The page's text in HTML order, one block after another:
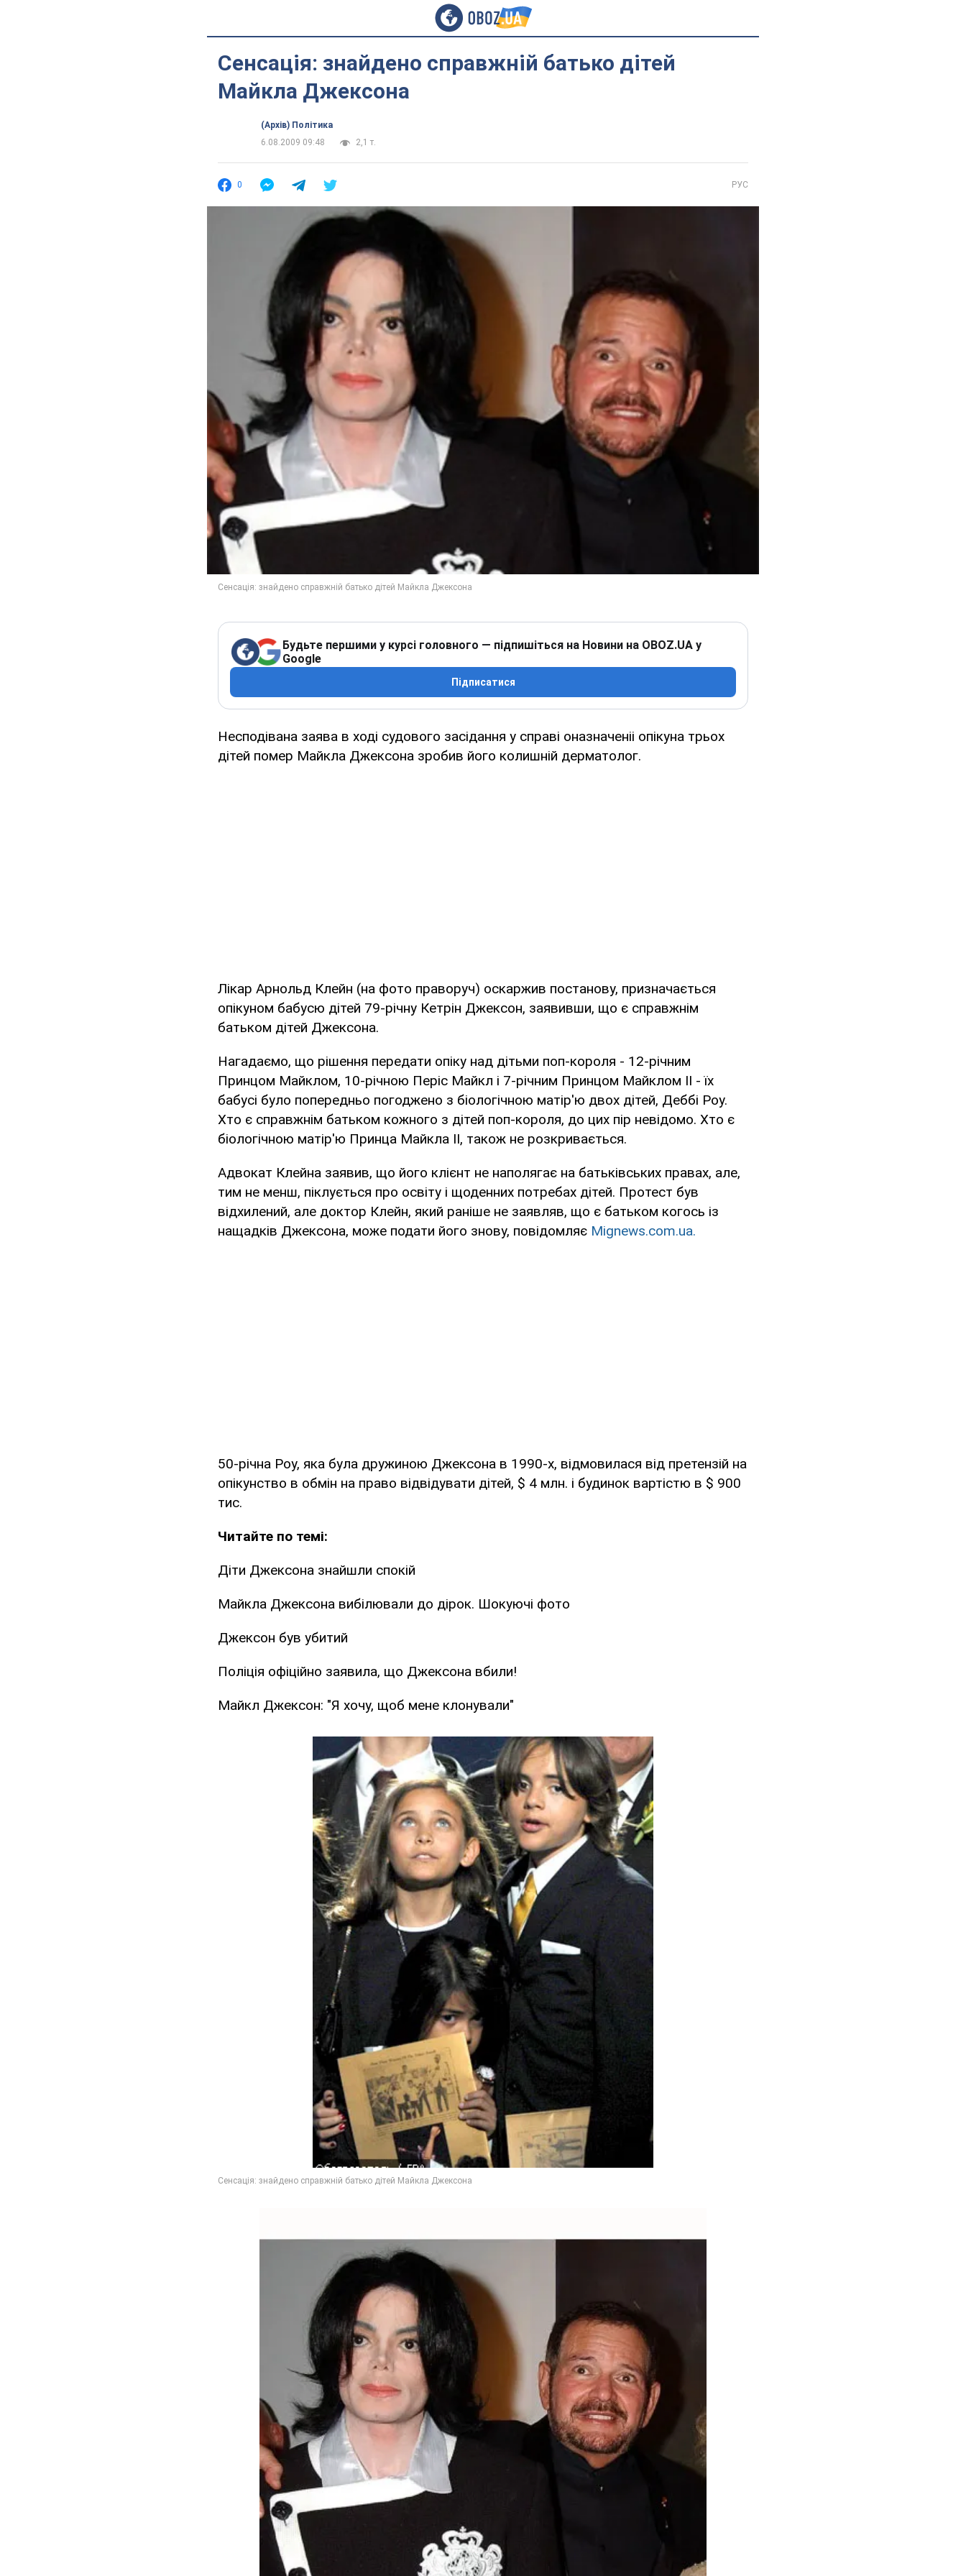
Сенсація: знайдено справжній батько дітей
Майкла Джексона
(Архів) Політика
6.08.2009 09:48
2,1 т.
0 РУС
Будьте першими у курсі головного — підпишіться на Новини на OBOZ.UA у
Google
Підписатися
Несподівана заява в ході судового засідання у справі оназначеніі опікуна трьох
дітей помер Майкла Джексона зробив його колишній дерматолог.
Лікар Арнольд Клейн (на фото праворуч) оскаржив постанову, призначається
опікуном бабусю дітей 79-річну Кетрін Джексон, заявивши, що є справжнім
батьком дітей Джексона.
Нагадаємо, що рішення передати опіку над дітьми поп-короля - 12-річним
Принцом Майклом, 10-річною Періс Майкл і 7-річним Принцом Майклом ІІ - їх
бабусі було попередньо погоджено з біологічною матір'ю двох дітей, Деббі Роу.
Хто є справжнім батьком кожного з дітей поп-короля, до цих пір невідомо. Хто є
біологічною матір'ю Принца Майкла ІІ, також не розкривається.
Адвокат Клейна заявив, що його клієнт не наполягає на батьківських правах, але,
тим не менш, піклується про освіту і щоденних потребах дітей. Протест був
відхилений, але доктор Клейн, який раніше не заявляв, що є батьком когось із
нащадків Джексона, може подати його знову, повідомляє Mignews.com.ua.
50-річна Роу, яка була дружиною Джексона в 1990-х, відмовилася від претензій на
опікунство в обмін на право відвідувати дітей, $ 4 млн. і будинок вартістю в $ 900
тис.
Читайте по темі:
Діти Джексона знайшли спокій
Майкла Джексона вибілювали до дірок. Шокуючі фото
Джексон був убитий
Поліція офіційно заявила, що Джексона вбили!
Майкл Джексон: "Я хочу, щоб мене клонували"